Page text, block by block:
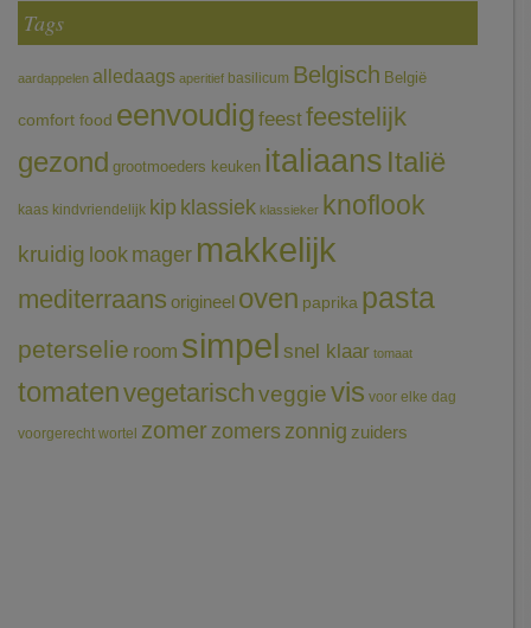
Tags
aardappelen alledaags aperitief basilicum Belgisch België
comfort food eenvoudig feestfeestelijk
gezond grootmoeders keuken italiaans Italië
kaas kindvriendelijk kip klassiek klassieker knoflook
kruidig look mager makkelijk
mediterraans origineel oven paprika pasta
peterselie room simpel snel klaar tomaat
tomatenvegetarischveggievis voor elke dag
voorgerecht wortel zomerzomerszonnig zuiders